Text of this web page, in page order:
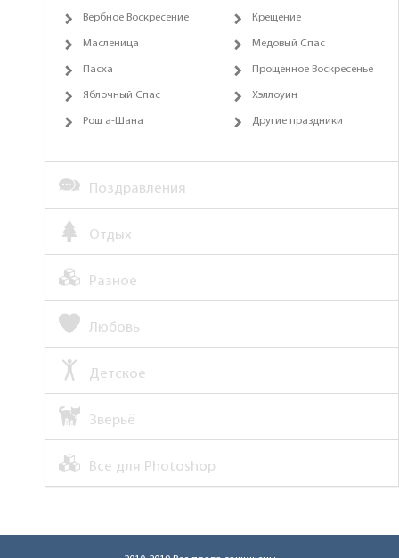
Вербное Воскресение Крещение
Масленица Медовый Спас
Пасха Прощенное Воскресенье
Яблочный Спас Хэллоуин
Рош а-Шана Другие праздники
Поздравления
Отдых
Разное
Любовь
Детское
Зверьё
Все для Photoshop